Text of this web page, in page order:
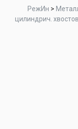
РежИн >
цилиндрич.